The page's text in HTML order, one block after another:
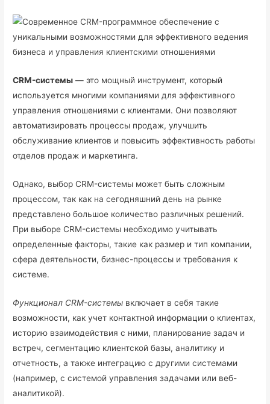
CRM-системы — это мощный инструмент, который
используется многими компаниями для эффективного
управления отношениями с клиентами. Они позволяют
автоматизировать процессы продаж, улучшить
обслуживание клиентов и повысить эффективность работы
отделов продаж и маркетинга.
Однако, выбор CRM-системы может быть сложным
процессом, так как на сегодняшний день на рынке
представлено большое количество различных решений.
При выборе CRM-системы необходимо учитывать
определенные факторы, такие как размер и тип компании,
сфера деятельности, бизнес-процессы и требования к
системе.
Функционал CRM-системы включает в себя такие
возможности, как учет контактной информации о клиентах,
историю взаимодействия с ними, планирование задач и
встреч, сегментацию клиентской базы, аналитику и
отчетность, а также интеграцию с другими системами
(например, с системой управления задачами или веб-
аналитикой).